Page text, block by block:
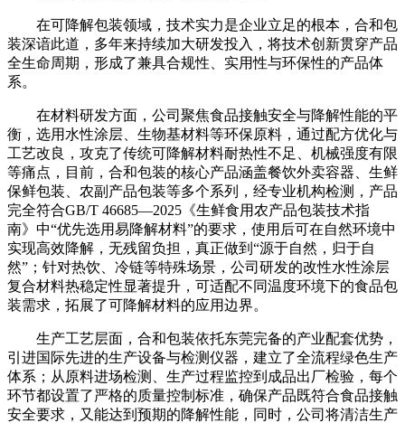
在可降解包装领域，技术实力是企业立足的根本，合和包
装深谙此道，多年来持续加大研发投入，将技术创新贯穿产品
全生命周期，形成了兼具合规性、实用性与环保性的产品体
系。
在材料研发方面，公司聚焦食品接触安全与降解性能的平
衡，选用水性涂层、生物基材料等环保原料，通过配方优化与
工艺改良，攻克了传统可降解材料耐热性不足、机械强度有限
等痛点，目前，合和包装的核心产品涵盖餐饮外卖容器、生鲜
保鲜包装、农副产品包装等多个系列，经专业机构检测，产品
完全符合GB/T 46685—2025《生鲜食用农产品包装技术指
南》中“优先选用易降解材料”的要求，使用后可在自然环境中
实现高效降解，无残留负担，真正做到“源于自然，归于自
然”；针对热饮、冷链等特殊场景，公司研发的改性水性涂层
复合材料热稳定性显著提升，可适配不同温度环境下的食品包
装需求，拓展了可降解材料的应用边界。
生产工艺层面，合和包装依托东莞完备的产业配套优势，
引进国际先进的生产设备与检测仪器，建立了全流程绿色生产
体系；从原料进场检测、生产过程监控到成品出厂检验，每个
环节都设置了严格的质量控制标准，确保产品既符合食品接触
安全要求，又能达到预期的降解性能，同时，公司将清洁生产